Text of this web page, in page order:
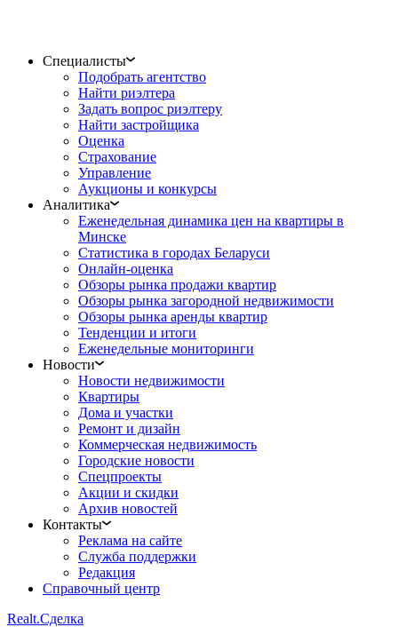
Специалисты
Подобрать агентство
Найти риэлтера
Задать вопрос риэлтеру
Найти застройщика
Оценка
Страхование
Управление
Аукционы и конкурсы
Аналитика
Еженедельная динамика цен на квартиры в
Минске
Статистика в городах Беларуси
Онлайн-оценка
Обзоры рынка продажи квартир
Обзоры рынка загородной недвижимости
Обзоры рынка аренды квартир
Тенденции и итоги
Еженедельные мониторинги
Новости
Новости недвижимости
Квартиры
Дома и участки
Ремонт и дизайн
Коммерческая недвижимость
Городские новости
Спецпроекты
Акции и скидки
Архив новостей
Контакты
Реклама на сайте
Служба поддержки
Редакция
Справочный центр
Realt.Сделка